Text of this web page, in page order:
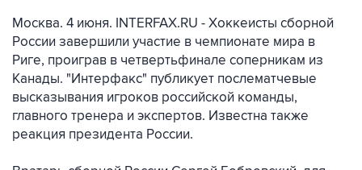
Москва. 4 июня. INTERFAX.RU - Хоккеисты сборной
России завершили участие в чемпионате мира в
Риге, проиграв в четвертьфинале соперникам из
Канады. "Интерфакс" публикует послематчевые
высказывания игроков российской команды,
главного тренера и экспертов. Известна также
реакция президента России.